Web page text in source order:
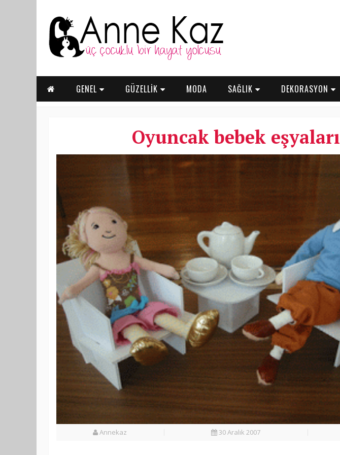
GENEL GÜZELLİK MODA SAĞLIK DEKORASYON
Oyuncak bebek eşyaları
Annekaz 30 Aralık 2007